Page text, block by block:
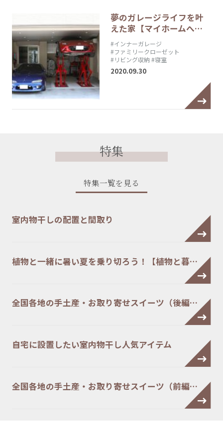
夢のガレージライフを叶
えた家【マイホームへ…
#インナーガレージ
#ファミリークローゼット
#リビング収納 #寝室
2020.09.30
特集
特集一覧を見る
室内物干しの配置と間取り
植物と一緒に暑い夏を乗り切ろう！【植物と暮…
全国各地の手土産・お取り寄せスイーツ（後編…
自宅に設置したい室内物干し人気アイテム
全国各地の手土産・お取り寄せスイーツ（前編…